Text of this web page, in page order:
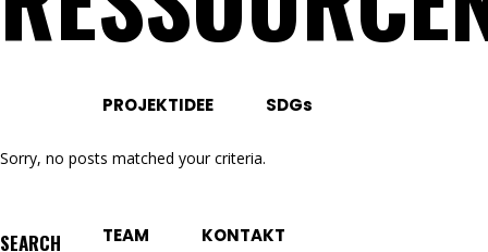
PROJEKTIDEE SDGs
TEAM KONTAKT
Sorry, no posts matched your criteria.
Search